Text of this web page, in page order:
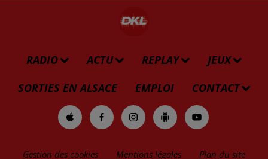
RADIO ACTU REPLAY
JEUX
SORTIES EN ALSACE
EMPLOI CONTACT
Gestion des cookies Mentions légales Plan du site